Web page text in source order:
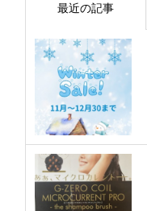
最近の記事